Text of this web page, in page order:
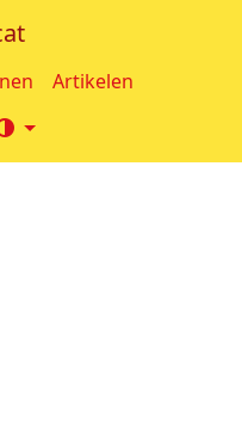
Artikelen